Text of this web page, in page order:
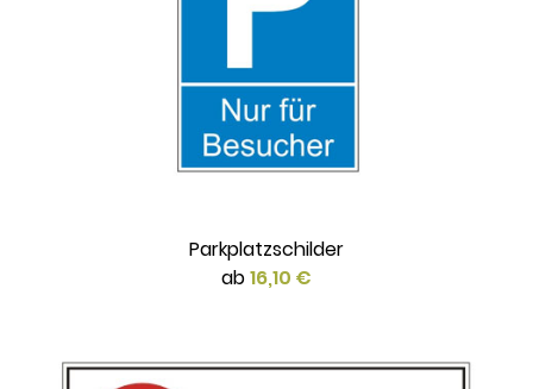
Parkplatzschilder
ab16,10 €